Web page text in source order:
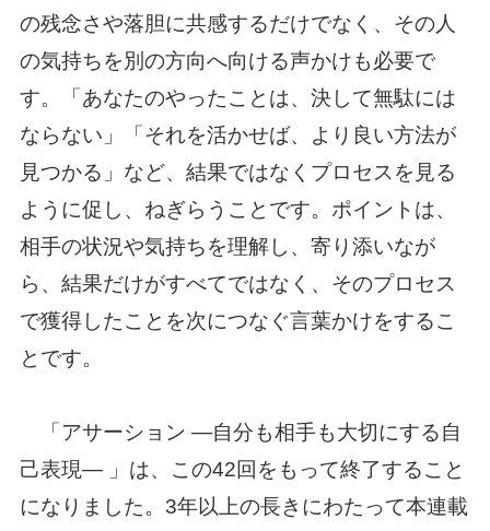
の残念さや落胆に共感するだけでなく、その人
の気持ちを別の方向へ向ける声かけも必要で
す。「あなたのやったことは、決して無駄には
ならない」「それを活かせば、より良い方法が
見つかる」など、結果ではなくプロセスを見る
ように促し、ねぎらうことです。ポイントは、
相手の状況や気持ちを理解し、寄り添いなが
ら、結果だけがすべてではなく、そのプロセス
で獲得したことを次につなぐ言葉かけをするこ
とです。
「アサーション ―自分も相手も大切にする自
己表現― 」は、この42回をもって終了すること
になりました。3年以上の長きにわたって本連載